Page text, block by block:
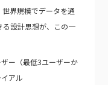
界規模でデータを通
る設計思想が、この一
ー（最低3ユーザーか
アル